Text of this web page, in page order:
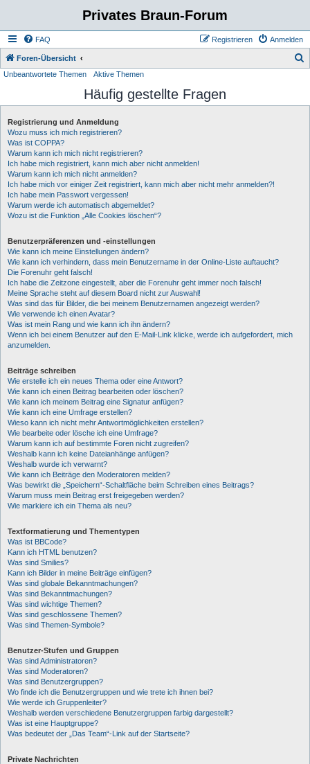
Privates Braun-Forum
FAQ Anmelden
Registrieren
Foren-Übersicht
h
Unbeantwortete Themen Aktive Themen
Häufig gestellte Fragen
Registrierung und Anmeldung
Wozu muss ich mich registrieren?
Was ist COPPA?
Warum kann ich mich nicht registrieren?
Ich habe mich registriert, kann mich aber nicht anmelden!
Warum kann ich mich nicht anmelden?
Ich habe mich vor einiger Zeit registriert, kann mich aber nicht mehr anmelden?!
Ich habe mein Passwort vergessen!
Warum werde ich automatisch abgemeldet?
Wozu ist die Funktion „Alle Cookies löschen“?
Benutzerpräferenzen und -einstellungen
Wie kann ich meine Einstellungen ändern?
Wie kann ich verhindern, dass mein Benutzername in der Online-Liste auftaucht?
Die Forenuhr geht falsch!
Ich habe die Zeitzone eingestellt, aber die Forenuhr geht immer noch falsch!
Meine Sprache steht auf diesem Board nicht zur Auswahl!
Was sind das für Bilder, die bei meinem Benutzernamen angezeigt werden?
Wie verwende ich einen Avatar?
Was ist mein Rang und wie kann ich ihn ändern?
Wenn ich bei einem Benutzer auf den E-Mail-Link klicke, werde ich aufgefordert, mich
anzumelden.
Beiträge schreiben
Wie erstelle ich ein neues Thema oder eine Antwort?
Wie kann ich einen Beitrag bearbeiten oder löschen?
Wie kann ich meinem Beitrag eine Signatur anfügen?
Wie kann ich eine Umfrage erstellen?
Wieso kann ich nicht mehr Antwortmöglichkeiten erstellen?
Wie bearbeite oder lösche ich eine Umfrage?
Warum kann ich auf bestimmte Foren nicht zugreifen?
Weshalb kann ich keine Dateianhänge anfügen?
Weshalb wurde ich verwarnt?
Wie kann ich Beiträge den Moderatoren melden?
Was bewirkt die „Speichern“-Schaltfläche beim Schreiben eines Beitrags?
Warum muss mein Beitrag erst freigegeben werden?
Wie markiere ich ein Thema als neu?
Textformatierung und Thementypen
Was ist BBCode?
Kann ich HTML benutzen?
Was sind Smilies?
Kann ich Bilder in meine Beiträge einfügen?
Was sind globale Bekanntmachungen?
Was sind Bekanntmachungen?
Was sind wichtige Themen?
Was sind geschlossene Themen?
Was sind Themen-Symbole?
Benutzer-Stufen und Gruppen
Was sind Administratoren?
Was sind Moderatoren?
Was sind Benutzergruppen?
Wo finde ich die Benutzergruppen und wie trete ich ihnen bei?
Wie werde ich Gruppenleiter?
Weshalb werden verschiedene Benutzergruppen farbig dargestellt?
Was ist eine Hauptgruppe?
Was bedeutet der „Das Team“-Link auf der Startseite?
Private Nachrichten